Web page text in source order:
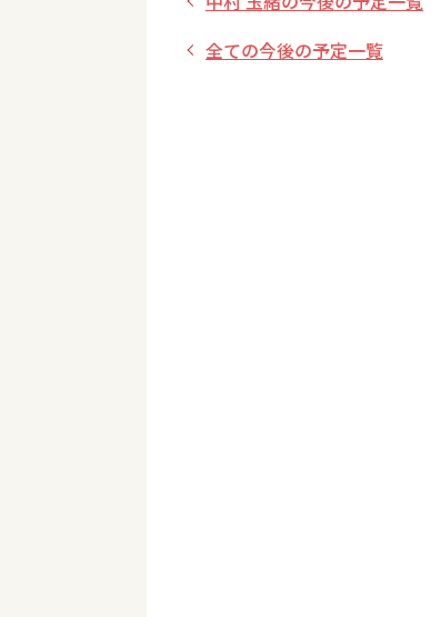
全ての今後の予定一覧